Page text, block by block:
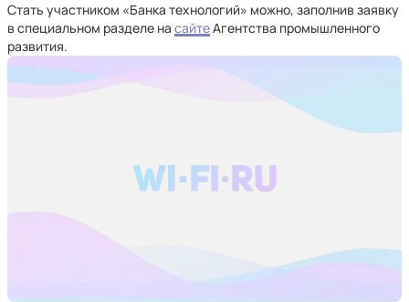
Стать участником «Банка технологий» можно, заполнив заявку
в специальном разделе на сайтеАгентства промышленного
развития.